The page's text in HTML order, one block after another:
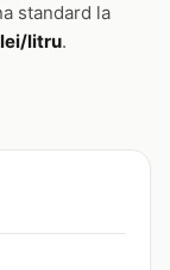
standard la
litru.